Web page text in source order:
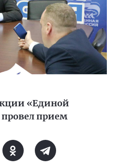
«Единой
провел прием